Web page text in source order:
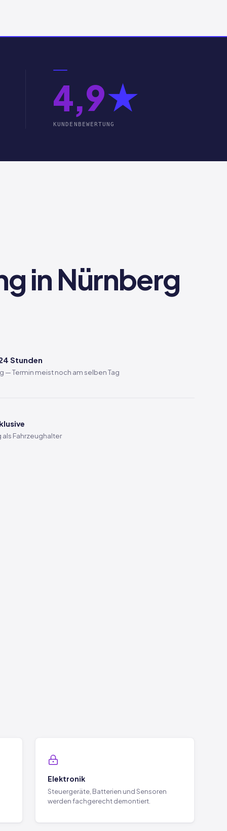
4,9★
KUNDENBEWERTUNG
in Nürnberg
Stunden
— Termin meist noch am selben Tag
Fahrzeughalter
Elektronik
Steuergeräte, Batterien und Sensoren
werden fachgerecht demontiert.